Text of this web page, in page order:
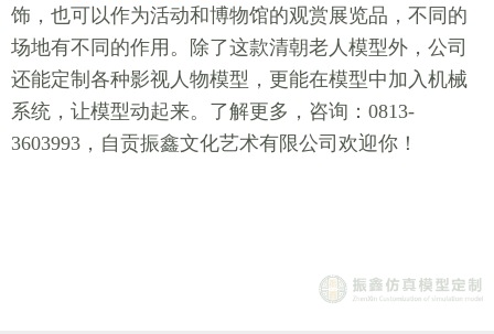
饰，也可以作为活动和博物馆的观赏展览品，不同的
场地有不同的作用。除了这款清朝老人模型外，公司
还能定制各种影视人物模型，更能在模型中加入机械
系统，让模型动起来。了解更多，咨询：0813-
3603993，自贡振鑫文化艺术有限公司欢迎你！